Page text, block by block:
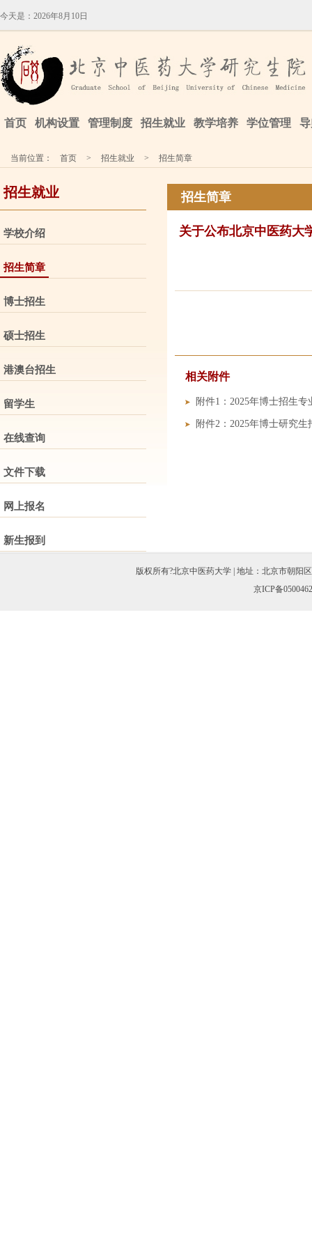
今天是： 2026年8月10日
首页 机构设置 管理制度 招生就业 教学培养 学位管理
当前位置： 首页 > 招生就业 > 招生简章
招生就业
学校介绍
招生简章
博士招生
硕士招生
港澳台招生
留学生
在线查询
文件下载
网上报名
新生报到
招生简章
关于公布北京中医药大
相关附件
附件1：2025年博士招生
附件2：2025年博士研究
版权所有?北京中医药大学 | 地址：北京市朝阳
京ICP备